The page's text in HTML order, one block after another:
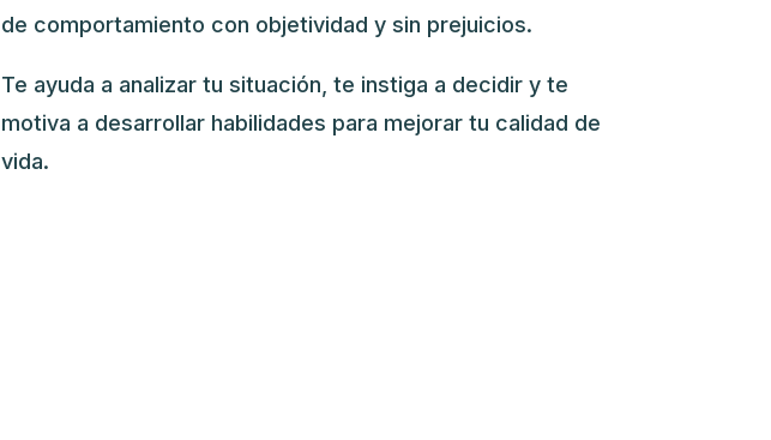
de comportamiento con objetividad y sin prejuicios.
Te ayuda a analizar tu situación, te instiga a decidir y te
motiva a desarrollar habilidades para mejorar tu calidad de
vida.